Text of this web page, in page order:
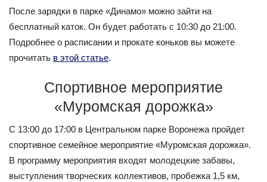
После зарядки в парке «Динамо» можно зайти на
бесплатный каток. Он будет работать с 10:30 до 21:00.
Подробнее о расписании и прокате коньков вы можете
прочитать в этой статье.
Спортивное мероприятие
«Муромская дорожка»
С 13:00 до 17:00 в Центральном парке Воронежа пройдет
спортивное семейное мероприятие «Муромская дорожка».
В программу мероприятия входят молодецкие забавы,
выступления творческих коллективов, пробежка 1,5 км,